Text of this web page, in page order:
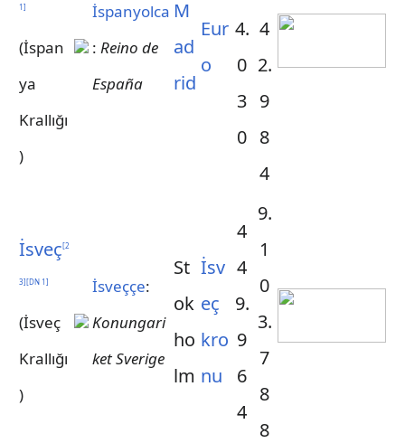
1]
(İspan
ya
Krallığı
)
İspanyolca
: Reino de
España
M
ad
rid
Eur
o
4.
0
3
0
4
2.
9
8
4
İsveç[2
3][DN 1]
(İsveç
Krallığı
)
İsveççe:
Konungari
ket Sverige
St
ok
ho
lm
İsv
eç
kro
nu
4
4
9.
9
6
4
9.
1
0
3.
7
8
8